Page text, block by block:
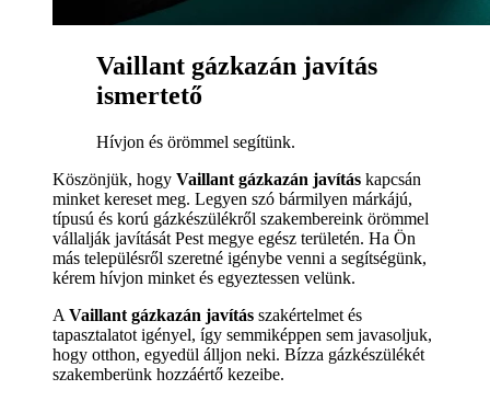
Vaillant gázkazán javítás
ismertető
Hívjon és örömmel segítünk.
Köszönjük, hogy Vaillant gázkazán javítás kapcsán
minket kereset meg. Legyen szó bármilyen márkájú,
típusú és korú gázkészülékről szakembereink örömmel
vállalják javítását Pest megye egész területén. Ha Ön
más településről szeretné igénybe venni a segítségünk,
kérem hívjon minket és egyeztessen velünk.
A Vaillant gázkazán javítás szakértelmet és
tapasztalatot igényel, így semmiképpen sem javasoljuk,
hogy otthon, egyedül álljon neki. Bízza gázkészülékét
szakemberünk hozzáértő kezeibe.